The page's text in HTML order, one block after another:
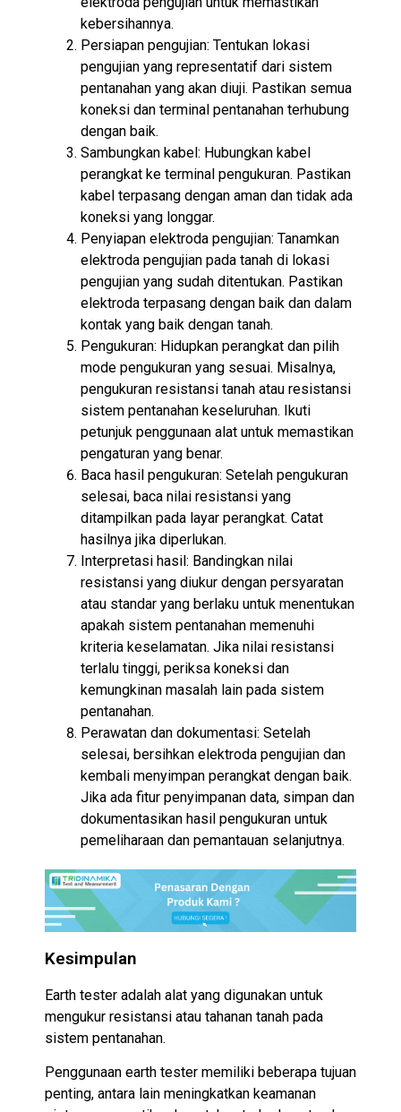
kebersihannya.
Persiapan pengujian: Tentukan lokasi
pengujian yang representatif dari sistem
pentanahan yang akan diuji. Pastikan semua
koneksi dan terminal pentanahan terhubung
dengan baik.
Sambungkan kabel: Hubungkan kabel
perangkat ke terminal pengukuran. Pastikan
kabel terpasang dengan aman dan tidak ada
koneksi yang longgar.
Penyiapan elektroda pengujian: Tanamkan
elektroda pengujian pada tanah di lokasi
pengujian yang sudah ditentukan. Pastikan
elektroda terpasang dengan baik dan dalam
kontak yang baik dengan tanah.
Pengukuran: Hidupkan perangkat dan pilih
mode pengukuran yang sesuai. Misalnya,
pengukuran resistansi tanah atau resistansi
sistem pentanahan keseluruhan. Ikuti
petunjuk penggunaan alat untuk memastikan
pengaturan yang benar.
Baca hasil pengukuran: Setelah pengukuran
selesai, baca nilai resistansi yang
ditampilkan pada layar perangkat. Catat
hasilnya jika diperlukan.
Interpretasi hasil: Bandingkan nilai
resistansi yang diukur dengan persyaratan
atau standar yang berlaku untuk menentukan
apakah sistem pentanahan memenuhi
kriteria keselamatan. Jika nilai resistansi
terlalu tinggi, periksa koneksi dan
kemungkinan masalah lain pada sistem
pentanahan.
Perawatan dan dokumentasi: Setelah
selesai, bersihkan elektroda pengujian dan
kembali menyimpan perangkat dengan baik.
Jika ada fitur penyimpanan data, simpan dan
dokumentasikan hasil pengukuran untuk
pemeliharaan dan pemantauan selanjutnya.
Kesimpulan
Earth tester adalah alat yang digunakan untuk
mengukur resistansi atau tahanan tanah pada
sistem pentanahan.
Penggunaan earth tester memiliki beberapa tujuan
penting, antara lain meningkatkan keamanan